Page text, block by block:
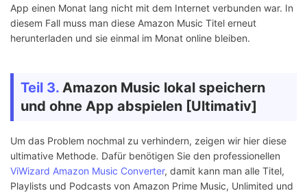
App einen Monat lang nicht mit dem Internet verbunden war. In
diesem Fall muss man diese Amazon Music Titel erneut
herunterladen und sie einmal im Monat online bleiben.
Teil 3. Amazon Music lokal speichern
und ohne App abspielen [Ultimativ]
Um das Problem nochmal zu verhindern, zeigen wir hier diese
ultimative Methode. Dafür benötigen Sie den professionellen
ViWizard Amazon Music Converter, damit kann man alle Titel,
Playlists und Podcasts von Amazon Prime Music, Unlimited und